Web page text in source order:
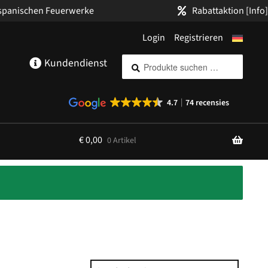
Feuerwerke Rabattaktion [Info]
Login Registrieren
Kundendienst
Suche
nach:
Suchen
4.7 74 recensies
€0,00 0 Artikel